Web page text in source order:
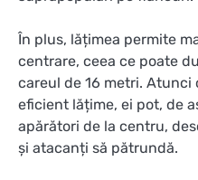
În plus, lățimea permite
centrare, ceea ce poate
careul de 16 metri. Atunci
eficient lățime, ei pot, de
apărători de la centru,
și atacanți să pătrundă.